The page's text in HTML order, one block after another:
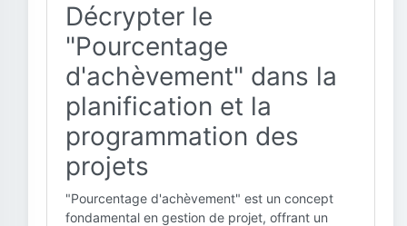
Décrypter le
"Pourcentage
d'achèvement" dans la
planification et la
programmation des
projets
"Pourcentage d'achèvement" est un concept
fondamental en gestion de projet, offrant un